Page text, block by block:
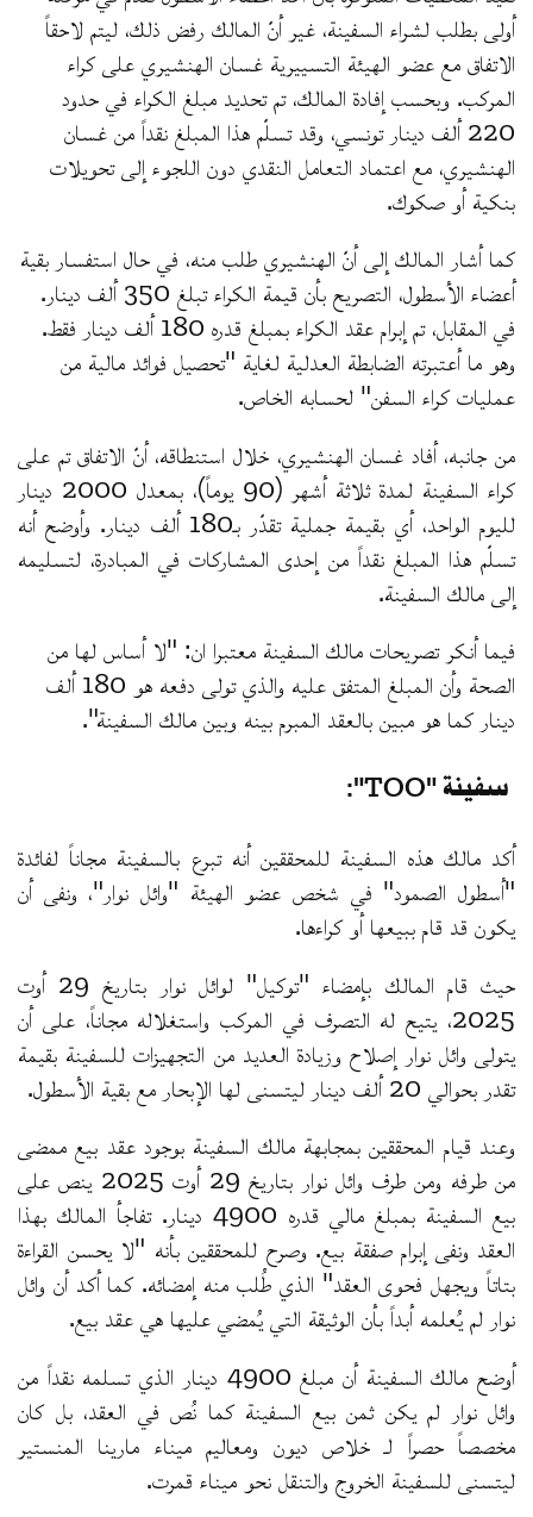
أولى بطلب لشراء السفينة، غير أنّ المالك رفض ذلك، ليتم لاحقاً
الاتفاق مع عضو الهيئة التسييرية غسان الهنشيري على كراء
المركب. وبحسب إفادة المالك، تم تحديد مبلغ الكراء في حدود
220 ألف دينار تونسي، وقد تسلّم هذا المبلغ نقداً من غسان
الهنشيري، مع اعتماد التعامل النقدي دون اللجوء إلى تحويلات
بنكية أو صكوك.
كما أشار المالك إلى أنّ الهنشيري طلب منه، في حال استفسار بقية
أعضاء الأسطول، التصريح بأن قيمة الكراء تبلغ 350 ألف دينار.
في المقابل، تم إبرام عقد الكراء بمبلغ قدره 180 ألف دينار فقط.
وهو ما أعتبرته الضابطة العدلية لغاية "تحصيل فوائد مالية من
عمليات كراء السفن" لحسابه الخاص.
من جانبه، أفاد غسان الهنشيري، خلال استنطاقه، أنّ الاتفاق تم على
كراء السفينة لمدة ثلاثة أشهر (90 يوماً)، بمعدل 2000 دينار
لليوم الواحد، أي بقيمة جملية تقدّر بـ180 ألف دينار. وأوضح أنه
تسلّم هذا المبلغ نقداً من إحدى المشاركات في المبادرة، لتسليمه
إلى مالك السفينة.
فيما أنكر تصريحات مالك السفينة معتبرا ان: "لا أساس لها من
الصحة وأن المبلغ المتفق عليه والذي تولى دفعه هو 180 ألف
دينار كما هو مبين بالعقد المبرم بينه وبين مالك السفينة".
سفينة "TOO":
أكد مالك هذه السفينة للمحققين أنه تبرع بالسفينة مجاناً لفائدة
"أسطول الصمود" في شخص عضو الهيئة "وائل نوار"، ونفى أن
يكون قد قام ببيعها أو كراءها.
حيث قام المالك بإمضاء "توكيل" لوائل نوار بتاريخ 29 أوت
2025، يتيح له التصرف في المركب واستغلاله مجاناً، على أن
يتولى وائل نوار إصلاح وزيادة العديد من التجهيزات للسفينة بقيمة
تقدر بحوالي 20 ألف دينار ليتسنى لها الإبحار مع بقية الأسطول.
وعند قيام المحققين بمجابهة مالك السفينة بوجود عقد بيع ممضى
من طرفه ومن طرف وائل نوار بتاريخ 29 أوت 2025 ينص على
بيع السفينة بمبلغ مالي قدره 4900 دينار. تفاجأ المالك بهذا
العقد ونفى إبرام صفقة بيع. وصرح للمحققين بأنه "لا يحسن القراءة
بتاتاً ويجهل فحوى العقد" الذي طُلب منه إمضائه. كما أكد أن وائل
نوار لم يُعلمه أبداً بأن الوثيقة التي يُمضي عليها هي عقد بيع.
أوضح مالك السفينة أن مبلغ 4900 دينار الذي تسلمه نقداً من
وائل نوار لم يكن ثمن بيع السفينة كما نُص في العقد، بل كان
مخصصاً حصراً لـ خلاص ديون ومعاليم ميناء مارينا المنستير
ليتسنى للسفينة الخروج والتنقل نحو ميناء قمرت.